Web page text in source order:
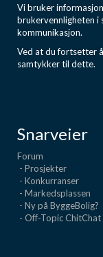
Vi bruker
brukervennligheten i
kommunikasjon.
Ved at du fortsetter
samtykker til dette.
Snarveier
Forum
- Prosjekter
- Konkurranser
- Markedsplassen
- Ny på ByggeBolig?
- Off-Topic ChitChat